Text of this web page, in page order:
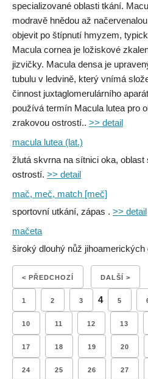
specializované oblasti tkání.
modravě hnědou až
objevit po štípnutí hmyzem,
Macula cornea je ložiskové
jizvičky. Macula densa je
tubulu v ledvině, který vnímá
činnost juxtaglomerulárního
používá termín Macula lutea pro
zrakovou ostrostí.. >> detail
macula lutea (lat.)
žlutá skvrna na sítnici oka,
ostrostí. >> detail
mač, meč, match [meč]
sportovní utkání, zápas . >> detail
mačeta
široký dlouhý nůž jihoamerických
< PŘEDCHOZÍ DALŠÍ >
1 2 3 4 5
10 11 12 13
17 18 19 20
24 25 26 27